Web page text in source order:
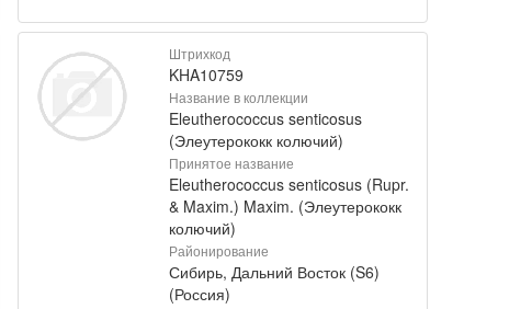
Штрихкод
KHA10759
Название в коллекции
Eleutherococcus senticosus
(Элеутерококк колючий)
Принятое название
Eleutherococcus senticosus (Rupr.
& Maxim.) Maxim. (Элеутерококк
колючий)
Районирование
Сибирь, Дальний Восток (S6)
(Россия)